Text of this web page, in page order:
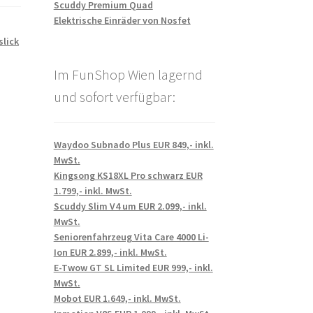
slick
Scuddy Premium Quad
Elektrische Einräder von Nosfet
Im FunShop Wien lagernd
und sofort verfügbar:
Waydoo Subnado Plus EUR 849,- inkl.
MwSt.
Kingsong KS18XL Pro schwarz EUR
1.799,- inkl. MwSt.
Scuddy Slim V4 um EUR 2.099,- inkl.
MwSt.
Seniorenfahrzeug Vita Care 4000 Li-
Ion EUR 2.899,- inkl. MwSt.
E-Twow GT SL Limited EUR 999,- inkl.
MwSt.
Mobot EUR 1.649,- inkl. MwSt.